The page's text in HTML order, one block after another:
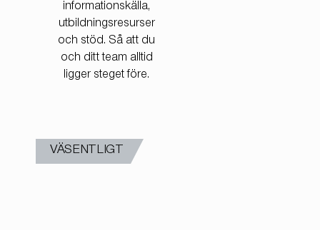
informationskälla,
utbildningsresurser
och stöd. Så att du
och ditt team alltid
ligger steget före.
VÄSENTLIGT